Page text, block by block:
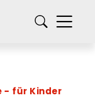
e.V.
für Kinder